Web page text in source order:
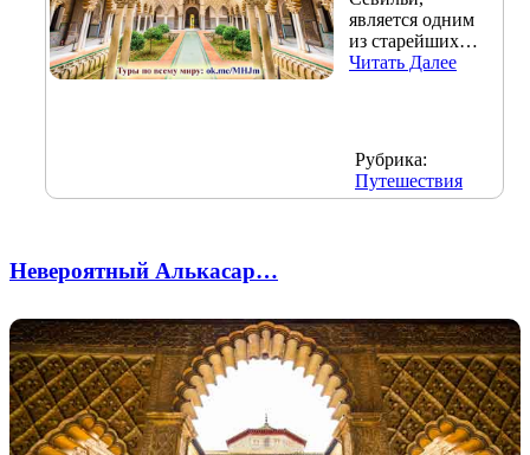
является одним
из старейших…
Читать Далее
Рубрика:
Путешествия
Невероятный Алькасар…